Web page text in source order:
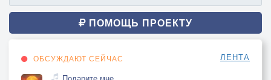
ПОМОЩЬ ПРОЕКТУ
ОБСУЖДАЮТ СЕЙЧАС ЛЕНТА